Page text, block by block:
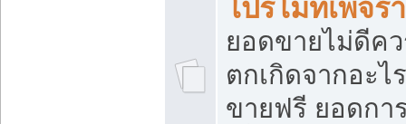
โปรโมทเพจร้
ยอดขายไม่ดีค
ตกเกิดจากอะไ
ขายฟรี ยอดกา